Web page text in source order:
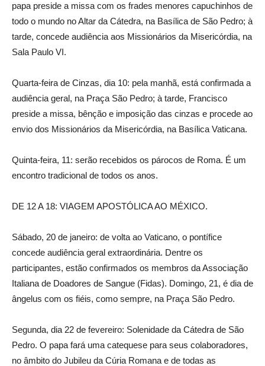
papa preside a missa com os frades menores capuchinhos de
todo o mundo no Altar da Cátedra, na Basílica de São Pedro; à
tarde, concede audiência aos Missionários da Misericórdia, na
Sala Paulo VI.
Quarta-feira de Cinzas, dia 10: pela manhã, está confirmada a
audiência geral, na Praça São Pedro; à tarde, Francisco
preside a missa, bênção e imposição das cinzas e procede ao
envio dos Missionários da Misericórdia, na Basílica Vaticana.
Quinta-feira, 11: serão recebidos os párocos de Roma. É um
encontro tradicional de todos os anos.
DE 12 A 18: VIAGEM APOSTÓLICA AO MÉXICO.
Sábado, 20 de janeiro: de volta ao Vaticano, o pontífice
concede audiência geral extraordinária. Dentre os
participantes, estão confirmados os membros da Associação
Italiana de Doadores de Sangue (Fidas). Domingo, 21, é dia de
ângelus com os fiéis, como sempre, na Praça São Pedro.
Segunda, dia 22 de fevereiro: Solenidade da Cátedra de São
Pedro. O papa fará uma catequese para seus colaboradores,
no âmbito do Jubileu da Cúria Romana e de todas as